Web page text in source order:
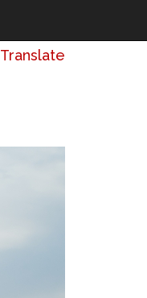
Translate